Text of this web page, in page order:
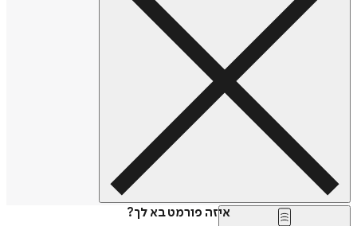
איזה פורמט בא לך?